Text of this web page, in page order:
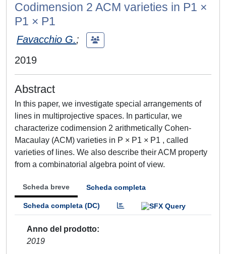
Codimension 2 ACM varieties in P1 ×
P1 × P1
Favacchio G.;
2019
Abstract
In this paper, we investigate special arrangements of
lines in multiprojective spaces. In particular, we
characterize codimension 2 arithmetically Cohen-
Macaulay (ACM) varieties in P × P1 × P1 , called
varieties of lines. We also describe their ACM property
from a combinatorial algebra point of view.
Scheda breve Scheda completa
Scheda completa (DC)
Anno del prodotto
2019